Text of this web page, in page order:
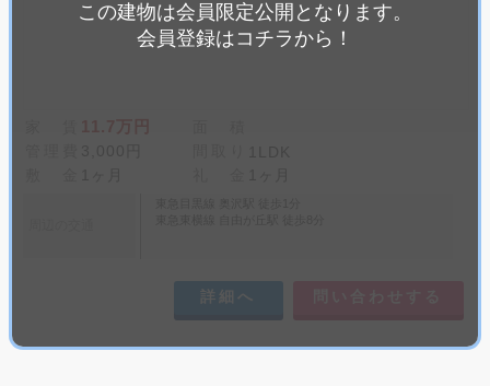
この建物は会員限定公開となります。
会員登録はコチラから！
詳細へ